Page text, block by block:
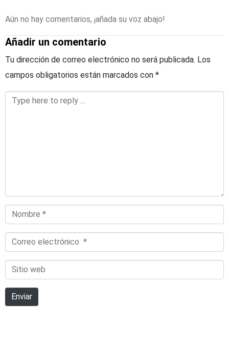
Aún no hay comentarios, ¡añada su voz abajo!
Añadir un comentario
Tu dirección de correo electrónico no será publicada. Los
campos obligatorios están marcados con *
Comentario
Nombre
*
Correo
electrónico
Sitio
web
Enviar